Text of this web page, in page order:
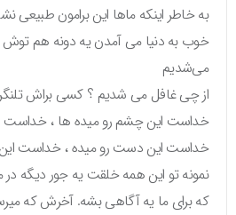
به خاطر اینکه ماها این برامون طبیعی
خوب به دنیا می آمدن یه دونه هم توش
می‌شدیم
از چی غافل می شدیم ؟ کسی براش
خداست این چشم رو میده ها ، خداست
خداست این دست رو میده ، خداست این پا
نمونه تو این همه خلقت یه جور دیگه در
که برای ما یه آگاهی بشه. آخرش که